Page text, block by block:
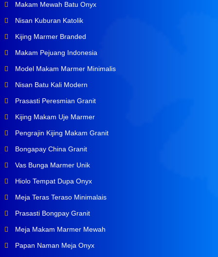
Makam Mewah Batu Onyx
Nisan Kuburan Katolik
Kijing Marmer Branded
Makam Pejuang Indonesia
Model Makam Marmer Minimalis
Nisan Batu Kali Modern
Prasasti Peresmian Granit
Kijing Makam Uje Marmer
Pengrajin Kijing Makam Granit
Bongapay China Granit
Vas Bunga Marmer Unik
Hiolo Tempat Dupa Onyx
Meja Teras Teraso Minimalais
Prasasti Bongpay Granit
Meja Makam Marmer Mewah
Papan Naman Meja Onyx